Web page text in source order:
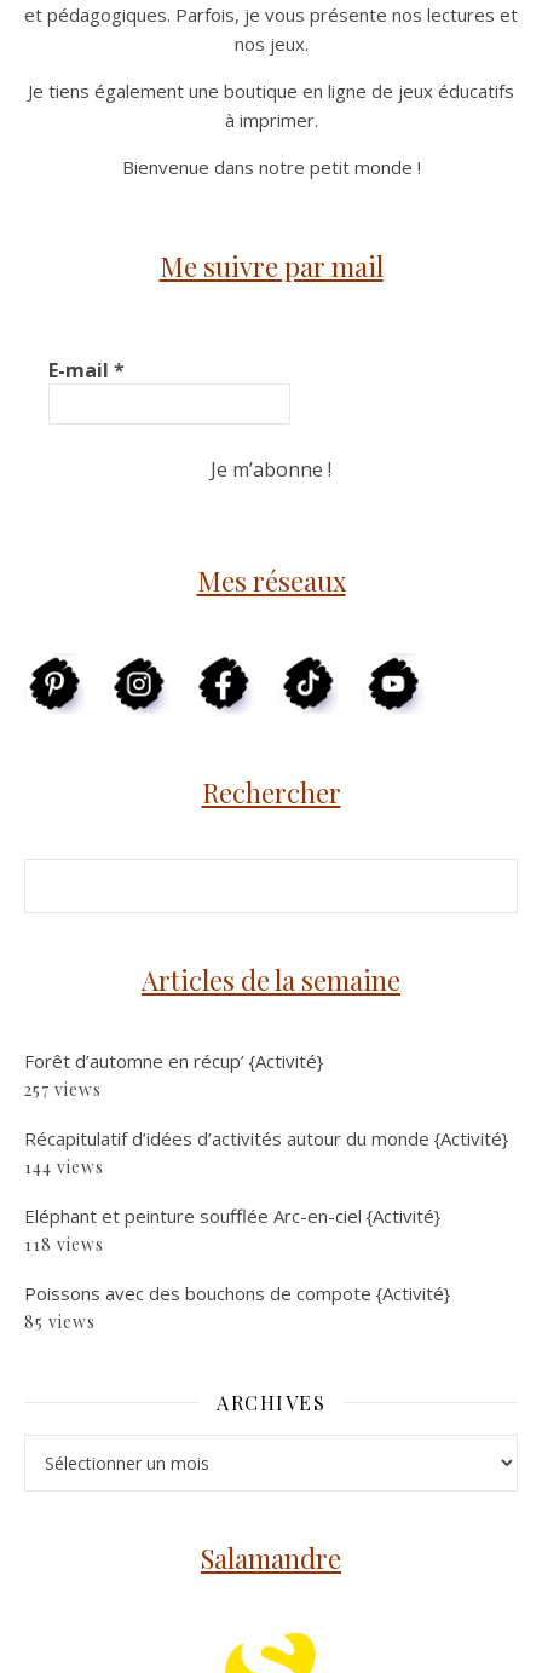
et pédagogiques. Parfois, je vous présente nos lectures et
nos jeux.
Je tiens également une boutique en ligne de jeux éducatifs
à imprimer.
Bienvenue dans notre petit monde !
Me suivre par mail
E-mail *
Mes réseaux
Rechercher
Articles de la semaine
Forêt d’automne en récup’ {Activité}
257 views
Récapitulatif d’idées d’activités autour du monde {Activité}
144 views
Eléphant et peinture soufflée Arc-en-ciel {Activité}
118 views
Poissons avec des bouchons de compote {Activité}
85 views
ARCHIVES
Salamandre